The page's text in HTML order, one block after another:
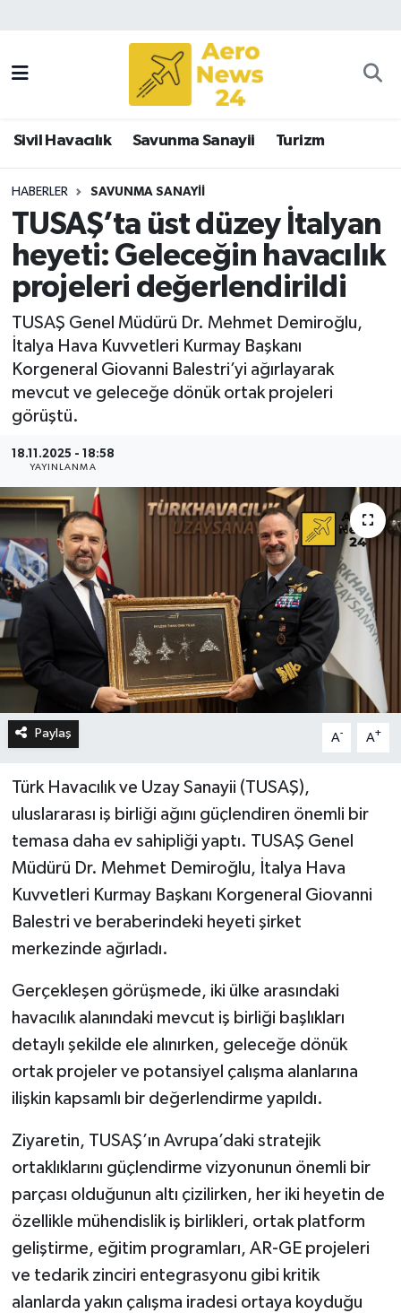
Sivil Havacılık Savunma Sanayii Turizm
HABERLER SAVUNMA SANAYII
TUSAŞ’ta üst düzey İtalyan
heyeti: Geleceğin havacılık
projeleri değerlendirildi
TUSAŞ Genel Müdürü Dr. Mehmet Demiroğlu,
İtalya Hava Kuvvetleri Kurmay Başkanı
Korgeneral Giovanni Balestri’yi ağırlayarak
mevcut ve geleceğe dönük ortak projeleri
görüştü.
18.11.2025 - 18:58
YAYINLANMA
Paylaş A- A+
Türk Havacılık ve Uzay Sanayii (TUSAŞ),
uluslararası iş birliği ağını güçlendiren önemli bir
temasa daha ev sahipliği yaptı. TUSAŞ Genel
Müdürü Dr. Mehmet Demiroğlu, İtalya Hava
Kuvvetleri Kurmay Başkanı Korgeneral Giovanni
Balestri ve beraberindeki heyeti şirket
merkezinde ağırladı.
Gerçekleşen görüşmede, iki ülke arasındaki
havacılık alanındaki mevcut iş birliği başlıkları
detaylı şekilde ele alınırken, geleceğe dönük
ortak projeler ve potansiyel çalışma alanlarına
ilişkin kapsamlı bir değerlendirme yapıldı.
Ziyaretin, TUSAŞ’ın Avrupa’daki stratejik
ortaklıklarını güçlendirme vizyonunun önemli bir
parçası olduğunun altı çizilirken, her iki heyetin de
özellikle mühendislik iş birlikleri, ortak platform
geliştirme, eğitim programları, AR-GE projeleri
ve tedarik zinciri entegrasyonu gibi kritik
alanlarda yakın çalışma iradesi ortaya koyduğu